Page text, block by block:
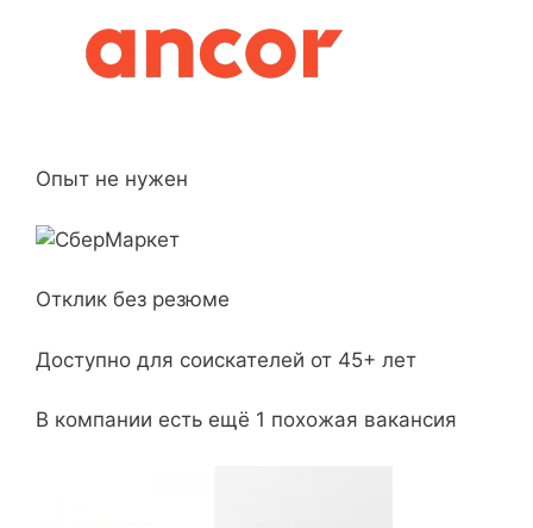
Опыт не нужен
Отклик без резюме
Доступно для соискателей от 45+ лет
В компании есть ещё 1 похожая вакансия